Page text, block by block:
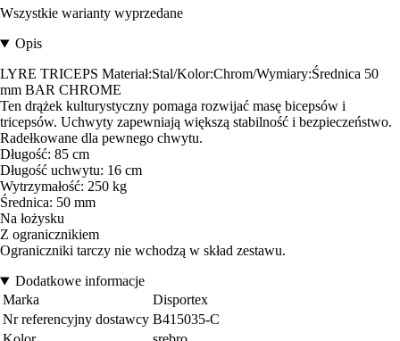
Wszystkie warianty wyprzedane
Opis
LYRE TRICEPS Materiał:Stal/Kolor:Chrom/Wymiary:Średnica 50
mm BAR CHROME
Ten drążek kulturystyczny pomaga rozwijać masę bicepsów i
tricepsów. Uchwyty zapewniają większą stabilność i bezpieczeństwo.
Radełkowane dla pewnego chwytu.
Długość: 85 cm
Długość uchwytu: 16 cm
Wytrzymałość: 250 kg
Średnica: 50 mm
Na łożysku
Z ogranicznikiem
Ograniczniki tarczy nie wchodzą w skład zestawu.
Dodatkowe informacje
Marka
Disportex
Nr referencyjny dostawcy B415035-C